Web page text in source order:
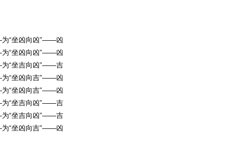
“坐凶向凶”——凶
“坐凶向凶”——凶
“坐吉向凶”——吉
“坐凶向吉”——凶
“坐凶向吉”——凶
“坐吉向凶”——吉
“坐吉向凶”——吉
“坐凶向吉”——凶